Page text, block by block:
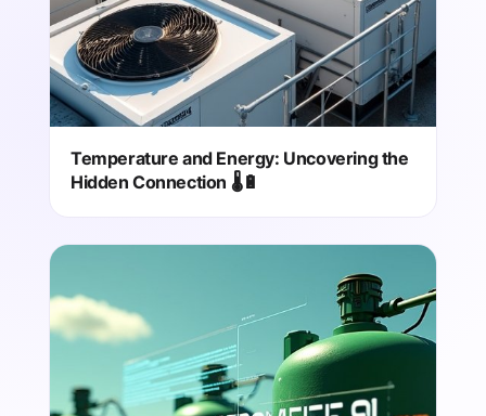
Temperature and Energy: Uncovering the
Hidden Connection 🌡️🔋